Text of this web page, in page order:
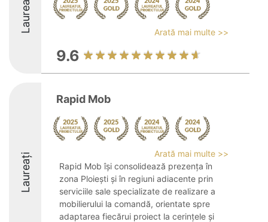
Laureați Arată mai multe >>
9.6
Laureați
Rapid Mob
Arată mai multe >>
Rapid Mob își consolidează prezența în
zona Ploiești și în regiuni adiacente prin
serviciile sale specializate de realizare a
mobilierului la comandă, orientate spre
adaptarea fiecărui proiect la cerințele și